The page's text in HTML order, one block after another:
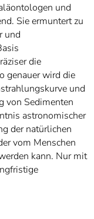
und
Sie ermuntert zu
und
die
genauer wird die
und
von Sedimenten
astronomischer
der natürlichen
vom Menschen
kann. Nur mit